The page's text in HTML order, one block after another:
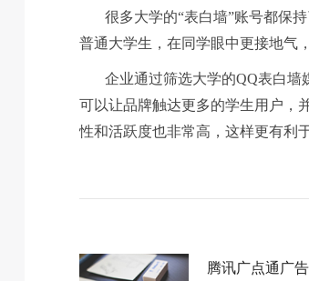
很多大学的“表白墙”账号都保
普通大学生，在同学眼中更接地气
企业通过筛选大学的QQ表白
可以让品牌触达更多的学生用户，
性和活跃度也非常高，这样更有利
腾讯广点通广